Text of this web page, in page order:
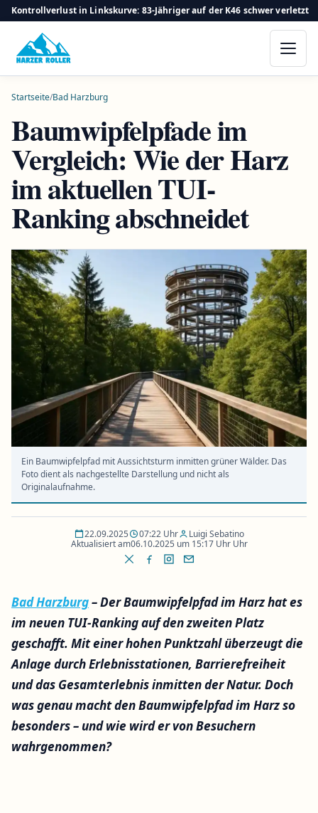
Kontrollverlust in Linkskurve: 83-Jähriger auf der K46 schwer verletzt
Startseite/Bad Harzburg
Baumwipfelpfade im
Vergleich: Wie der Harz
im aktuellen TUI-
Ranking abschneidet
Ein Baumwipfelpfad mit Aussichtsturm inmitten grüner Wälder. Das
Foto dient als nachgestellte Darstellung und nicht als
Originalaufnahme.
22.09.2025 07:22 Uhr
Luigi Sebatino
Aktualisiert am06.10.2025 um 15:17 Uhr Uhr
Bad Harzburg– Der Baumwipfelpfad im Harz hat es
im neuen TUI-Ranking auf den zweiten Platz
geschafft. Mit einer hohen Punktzahl überzeugt die
Anlage durch Erlebnisstationen, Barrierefreiheit
und das Gesamterlebnis inmitten der Natur. Doch
was genau macht den Baumwipfelpfad im Harz so
besonders – und wie wird er von Besuchern
wahrgenommen?